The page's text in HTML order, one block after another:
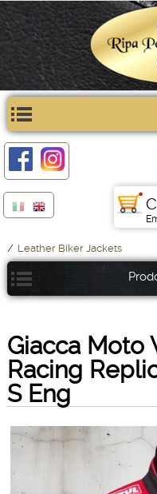
/ Leather Biker Jackets
Giacca Moto
Racing
S Eng